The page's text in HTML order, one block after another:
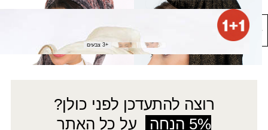
50.00
+3 צבעים
רוצה להתעדכן לפני כולן?
5% הנחה
על כל האתר